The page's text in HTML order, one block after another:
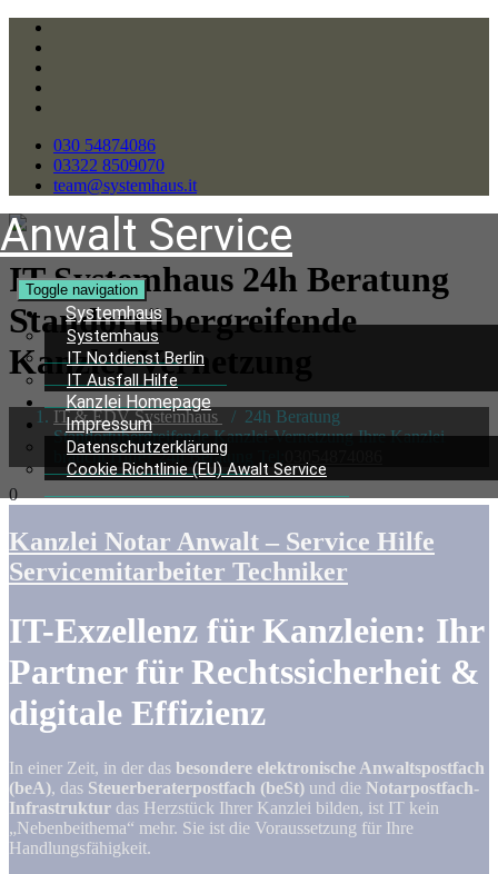
030 54874086
03322 8509070
team@systemhaus.it
Anwalt Service
Toggle navigation
Systemhaus
Systemhaus
IT Notdienst Berlin
IT Ausfall Hilfe
Kanzlei Homepage
Impressum
Datenschutzerklärung
Cookie Richtlinie (EU) Awalt Service
IT Systemhaus 24h Beratung
Standortübergreifende
Kanzlei-Vernetzung
IT & EDV Systemhaus / 24h Beratung
Standortübergreifende Kanzlei-Vernetzung Ihre Kanzlei
braucht Hilfe? 24h Beratung Tel:
0
Kanzlei Notar Anwalt – Service Hilfe
Servicemitarbeiter Techniker
IT-Exzellenz für Kanzleien: Ihr
Partner für Rechtssicherheit &
digitale Effizienz
In einer Zeit, in der das besondere elektronische Anwaltspostfach
(beA), das Steuerberaterpostfach (beSt) und die Notarpostfach-
Infrastruktur das Herzstück Ihrer Kanzlei bilden, ist IT kein
„Nebenbeithema“ mehr. Sie ist die Voraussetzung für Ihre
Handlungsfähigkeit.